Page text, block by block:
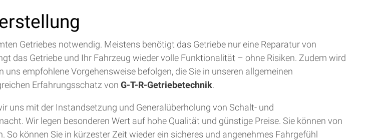
Getriebes notwendig. Meistens benötigt das Getriebe nur eine Reparatur von
das Getriebe und Ihr Fahrzeug wieder volle Funktionalität – ohne Risiken. Zudem wird
empfohlene Vorgehensweise befolgen, die Sie in unseren allgemeinen
Erfahrungsschatz von G-T-R-Getriebetechnik.
uns mit der Instandsetzung und Generalüberholung von Schalt- und
Wir legen besonderen Wert auf hohe Qualität und günstige Preise. Sie können von
können Sie in kürzester Zeit wieder ein sicheres und angenehmes Fahrgefühl